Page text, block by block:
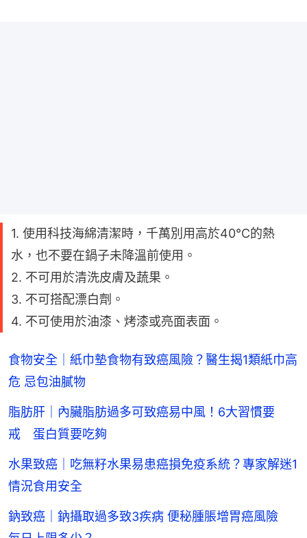
1. 使用科技海綿清潔時，千萬別用高於40°C的熱
水，也不要在鍋子未降溫前使用。
2. 不可用於清洗皮膚及蔬果。
3. 不可搭配漂白劑。
4. 不可使用於油漆、烤漆或亮面表面。
食物安全｜紙巾墊食物有致癌風險？醫生揭1類紙巾高
危 忌包油膩物
脂肪肝｜內臟脂肪過多可致癌易中風！6大習慣要
戒 蛋白質要吃夠
水果致癌｜吃無籽水果易患癌損免疫系統？專家解迷1
情況食用安全
鈉致癌｜鈉攝取過多致3疾病 便秘腫脹增胃癌風險